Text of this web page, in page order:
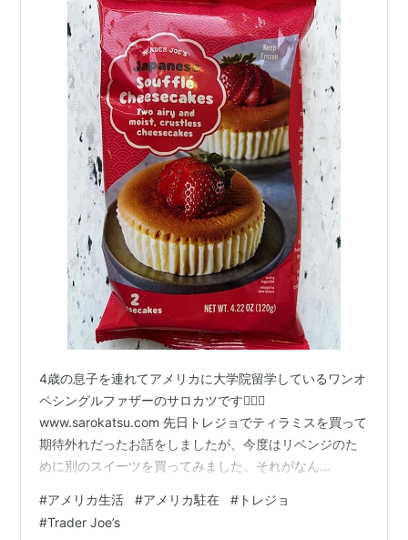
4歳の息子を連れてアメリカに大学院留学しているワンオ
ペシングルファザーのサロカツです🙇🏻‍♂️
www.sarokatsu.com 先日トレジョでティラミスを買って
期待外れだったお話をしましたが、今度はリベンジのた
めに別のスイーツを買ってみました。それがなん
ミスがあまりに酷かったので、全く期待しないで食べた
んですが、良い意味でその期待を裏切られました 日本人
#アメリカ生活 #アメリカ駐在 # トレジョ
#Trader Joe’s